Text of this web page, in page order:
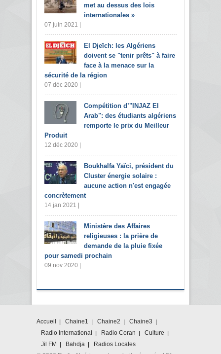
met au dessus des lois
internationales »
07 juin 2021 |
El Djeïch: les Algériens
doivent se "tenir prêts" à faire
face à la menace sur la
sécurité de la région
07 déc 2020 |
Compétition d’"INJAZ El
Arab": des étudiants algériens
remporte le prix du Meilleur
Produit
12 déc 2020 |
Boukhalfa Yaïci, président du
Cluster énergie solaire :
aucune action n'est engagée
concrètement
14 jan 2021 |
Ministère des Affaires
religieuses : la prière de
demande de la pluie fixée
pour samedi prochain
09 nov 2020 |
Accueil Chaine1 Chaine2
Chaine3
Radio International
Radio Coran
Culture
Jil FM
Bahdja
Radios Locales